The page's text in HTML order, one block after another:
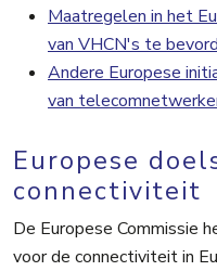
Maatregelen in het
van VHCN's te
Andere Europese
van
Europese
connectiviteit
De Europese Commissie
voor de connectiviteit in